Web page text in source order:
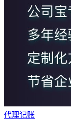
代理记账